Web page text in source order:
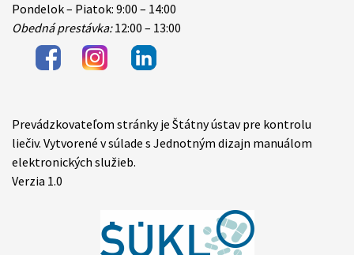
Pondelok – Piatok: 9:00 – 14:00
Obedná prestávka:12:00 – 13:00
Items
Prevádzkovateľom stránky je Štátny ústav pre kontrolu
liečiv. Vytvorené v súlade s Jednotným dizajn manuálom
elektronických služieb.
Verzia 1.0